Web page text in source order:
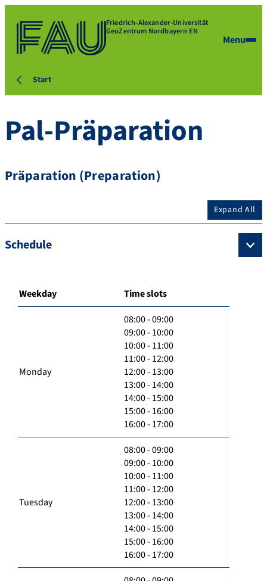
Friedrich-Alexander-Universität
GeoZentrum Nordbayern EN
Menu
Start
Pal-Präparation
Präparation (Preparation)
Expand All
Schedule
Weekday Time slots
Monday
08:00 - 09:00
09:00 - 10:00
10:00 - 11:00
11:00 - 12:00
12:00 - 13:00
13:00 - 14:00
14:00 - 15:00
15:00 - 16:00
16:00 - 17:00
Tuesday
08:00 - 09:00
09:00 - 10:00
10:00 - 11:00
11:00 - 12:00
12:00 - 13:00
13:00 - 14:00
14:00 - 15:00
15:00 - 16:00
16:00 - 17:00